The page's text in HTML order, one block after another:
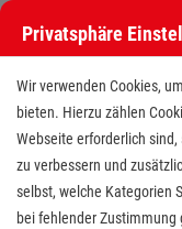
Privatsphäre
Wir verwenden Cookies,
bieten. Hierzu zählen
Webseite erforderlich
zu verbessern und
selbst, welche Kategorien
bei fehlender